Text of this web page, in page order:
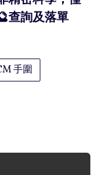
查詢及落單
手圍